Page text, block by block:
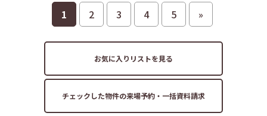
1
2 3 4 5 »
お気に入りリストを見る